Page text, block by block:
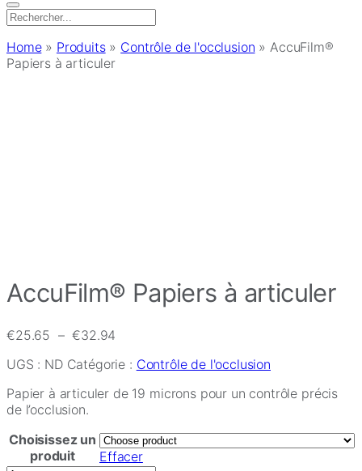
Search
Home» Produits» Contrôle de l'occlusion »AccuFilm®
Papiers à articuler
AccuFilm® Papiers à articuler
€25.65 – €32.94
prix :
à
UGS : ND Catégorie : Contrôle de l'occlusion
Papier à articuler de 19 microns pour un contrôle précis
de l’occlusion.
Choisissez un
produit
Effacer